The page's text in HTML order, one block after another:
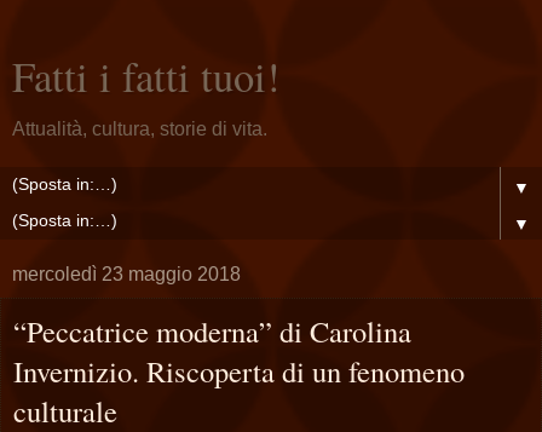
Fatti i fatti tuoi!
Attualità, cultura, storie di vita.
▼
▼
mercoledì 23 maggio 2018
“Peccatrice moderna” di Carolina
Invernizio. Riscoperta di un fenomeno
culturale